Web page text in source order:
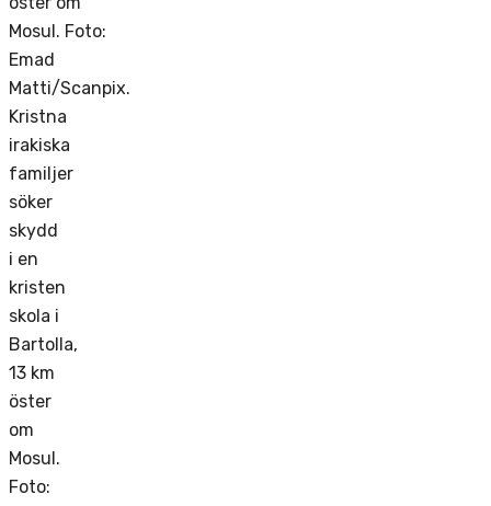
Kristna
irakiska
familjer
söker
skydd
i en
kristen
skola i
Bartolla,
13 km
öster
om
Mosul.
Foto: